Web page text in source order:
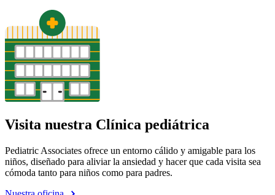
Visita nuestra Clínica pediátrica
Pediatric Associates ofrece un entorno cálido y amigable para los
niños, diseñado para aliviar la ansiedad y hacer que cada visita sea
cómoda tanto para niños como para padres.